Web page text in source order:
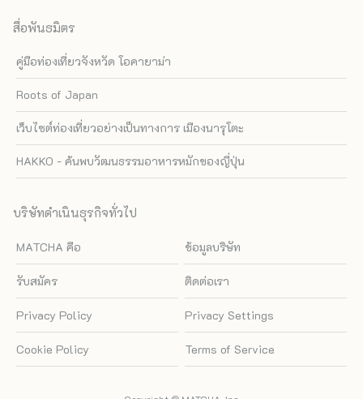
สื่อพันธมิตร
คู่มือท่องเที่ยวจังหวัด โอคายาม่า
Roots of Japan
เว็บไซต์ท่องเที่ยวอย่างเป็นทางการ เมืองนารุโตะ
HAKKO - ค้นพบวัฒนธรรมอาหารหมักของญี่ปุ่น
บริษัทดำเนินธุรกิจทั่วไป
MATCHA คือ ข้อมูลบริษัท
รับสมัคร ติดต่อเรา
Privacy Policy Privacy Settings
Cookie Policy Terms of Service